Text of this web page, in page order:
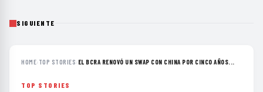
SIGUIENTE
HOME› TOP STORIES› EL BCRA RENOVÓ UN SWAP CON CHINA POR CINCO AÑOS...
TOP STORIES